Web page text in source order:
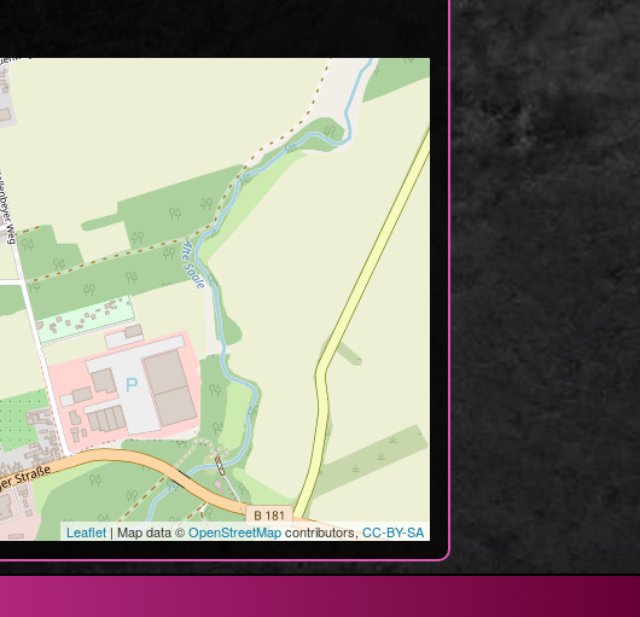
Leaflet| Map data ©OpenStreetMapcontributors,CC-BY-SA